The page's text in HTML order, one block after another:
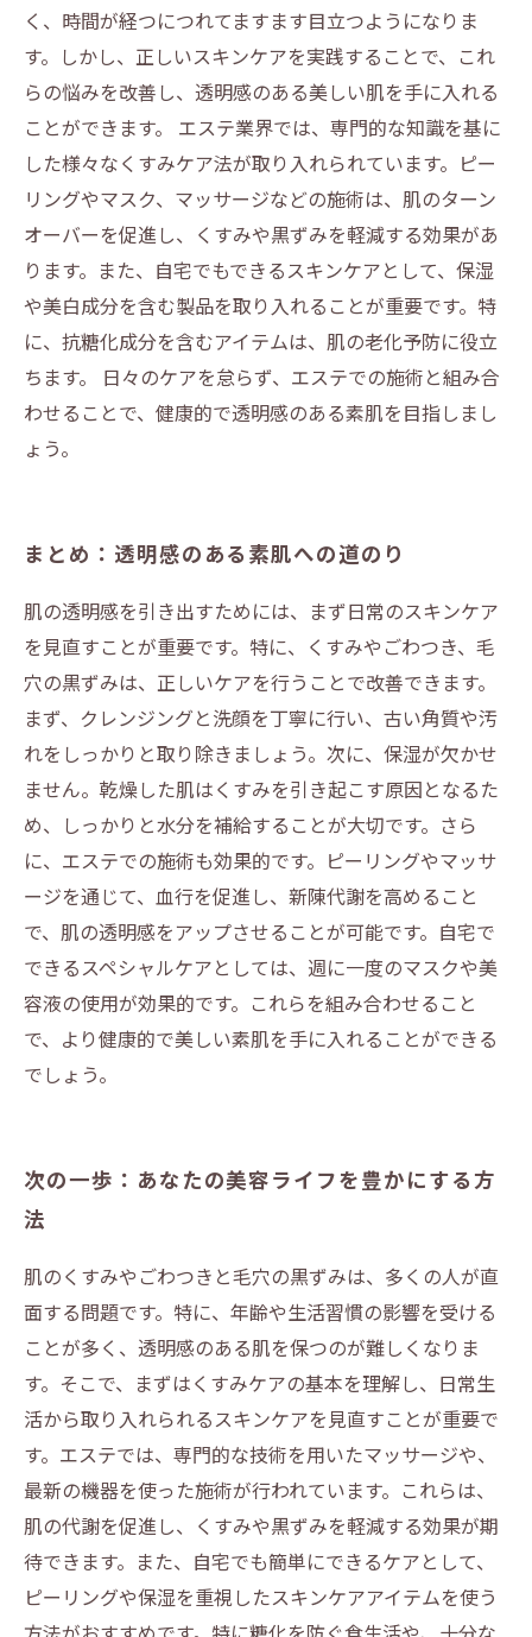
く、時間が経つにつれてますます目立つようになりま
す。しかし、正しいスキンケアを実践することで、これ
らの悩みを改善し、透明感のある美しい肌を手に入れる
ことができます。 エステ業界では、専門的な知識を基に
した様々なくすみケア法が取り入れられています。ピー
リングやマスク、マッサージなどの施術は、肌のターン
オーバーを促進し、くすみや黒ずみを軽減する効果があ
ります。また、自宅でもできるスキンケアとして、保湿
や美白成分を含む製品を取り入れることが重要です。特
に、抗糖化成分を含むアイテムは、肌の老化予防に役立
ちます。 日々のケアを怠らず、エステでの施術と組み合
わせることで、健康的で透明感のある素肌を目指しまし
ょう。
まとめ：透明感のある素肌への道のり
肌の透明感を引き出すためには、まず日常のスキンケア
を見直すことが重要です。特に、くすみやごわつき、毛
穴の黒ずみは、正しいケアを行うことで改善できます。
まず、クレンジングと洗顔を丁寧に行い、古い角質や汚
れをしっかりと取り除きましょう。次に、保湿が欠かせ
ません。乾燥した肌はくすみを引き起こす原因となるた
め、しっかりと水分を補給することが大切です。さら
に、エステでの施術も効果的です。ピーリングやマッサ
ージを通じて、血行を促進し、新陳代謝を高めること
で、肌の透明感をアップさせることが可能です。自宅で
できるスペシャルケアとしては、週に一度のマスクや美
容液の使用が効果的です。これらを組み合わせること
で、より健康的で美しい素肌を手に入れることができる
でしょう。
次の一歩：あなたの美容ライフを豊かにする方
法
肌のくすみやごわつきと毛穴の黒ずみは、多くの人が直
面する問題です。特に、年齢や生活習慣の影響を受ける
ことが多く、透明感のある肌を保つのが難しくなりま
す。そこで、まずはくすみケアの基本を理解し、日常生
活から取り入れられるスキンケアを見直すことが重要で
す。エステでは、専門的な技術を用いたマッサージや、
最新の機器を使った施術が行われています。これらは、
肌の代謝を促進し、くすみや黒ずみを軽減する効果が期
待できます。また、自宅でも簡単にできるケアとして、
ピーリングや保湿を重視したスキンケアアイテムを使う